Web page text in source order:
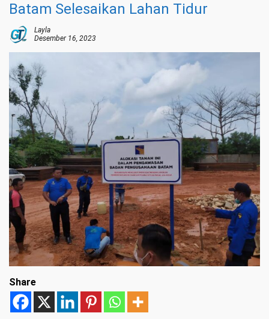
Batam Selesaikan Lahan Tidur
Layla
Desember 16, 2023
Share